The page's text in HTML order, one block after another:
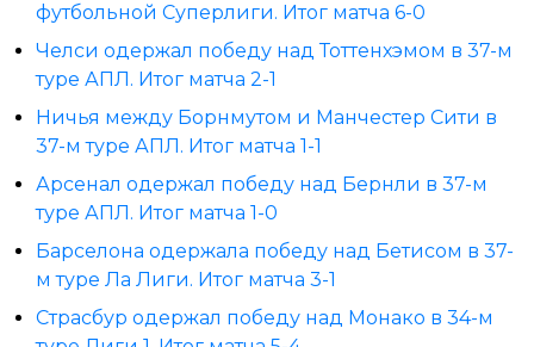
футбольной Суперлиги. Итог матча 6-0
Челси одержал победу над Тоттенхэмом в 37-м
туре АПЛ. Итог матча 2-1
Ничья между Борнмутом и Манчестер Сити в
37-м туре АПЛ. Итог матча 1-1
Арсенал одержал победу над Бернли в 37-м
туре АПЛ. Итог матча 1-0
Барселона одержала победу над Бетисом в 37-
м туре Ла Лиги. Итог матча 3-1
Страсбур одержал победу над Монако в 34-м